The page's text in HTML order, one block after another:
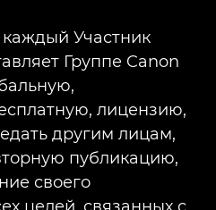
каждый Участник
Группе Canon
лицензию,
другим лицам,
публикацию,
своего